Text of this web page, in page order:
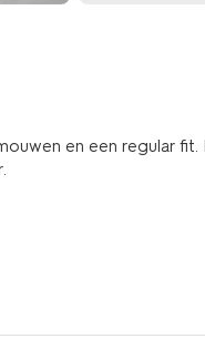
en een regular